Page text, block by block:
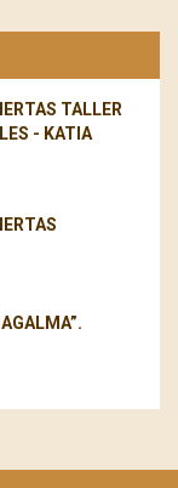
TALLER
- KATIA